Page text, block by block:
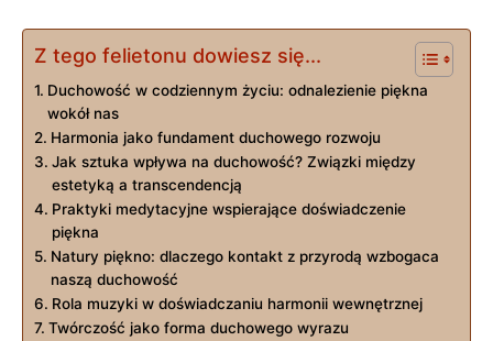
Z tego felietonu dowiesz się...
Duchowość w codziennym życiu: odnalezienie piękna
wokół nas
Harmonia jako fundament duchowego rozwoju
Jak sztuka wpływa na duchowość? Związki między
estetyką a transcendencją
Praktyki medytacyjne wspierające doświadczenie
piękna
Natury piękno: dlaczego kontakt z przyrodą wzbogaca
naszą duchowość
Rola muzyki w doświadczaniu harmonii wewnętrznej
Twórczość jako forma duchowego wyrazu